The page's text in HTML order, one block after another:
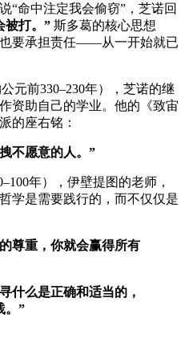
“命中注定我会偷窃”，芝诺回
被打。” 斯多葛的核心思想
要承担责任——从一开始就已
公元前330–230年），芝诺的继
资助自己的学业。他的《致宙
的座右铭：
不愿意的人。”
年），伊壁提图的老师，
学是需要践行的，而不仅仅是
尊重，你就会赢得所有
什么是正确和适当的，
。”